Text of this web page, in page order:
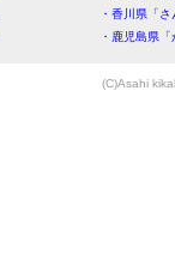
・香川県「
・鹿児島県
(C)Asahi